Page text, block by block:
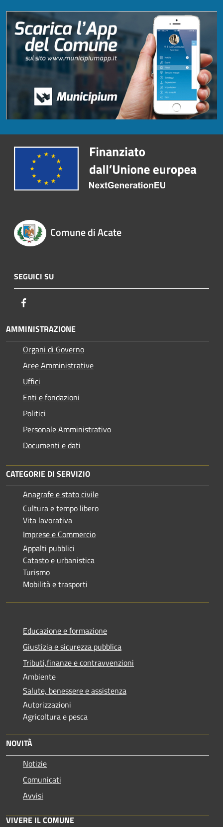
Comune di Acate
SEGUICI SU
AMMINISTRAZIONE
Organi di Governo
Aree Amministrative
Uffici
Enti e fondazioni
Politici
Personale Amministrativo
Documenti e dati
CATEGORIE DI SERVIZIO
Anagrafe e stato civile
Cultura e tempo libero
Vita lavorativa
Imprese e Commercio
Appalti pubblici
Catasto e urbanistica
Turismo
Mobilità e trasporti
Educazione e formazione
Giustizia e sicurezza pubblica
Tributi,finanze e contravvenzioni
Ambiente
Salute, benessere e assistenza
Autorizzazioni
Agricoltura e pesca
NOVITÀ
Notizie
Comunicati
Avvisi
VIVERE IL COMUNE